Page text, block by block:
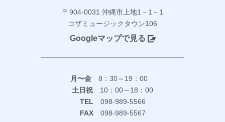
〒904-0031 沖縄市上地1－1－1
コザミュージックタウン106
Googleマップで見る
月〜金 8：30～19：00
土日祝10：00～18：00
TEL 098-989-5566
FAX098-989-5567